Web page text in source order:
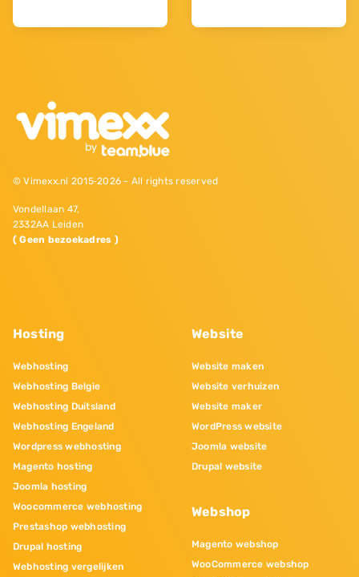
© Vimexx.nl 2015‐2026 - All rights reserved
Vondellaan 47,
2332AA Leiden
( Geen bezoekadres )
Hosting
Webhosting
Webhosting Belgie
Webhosting Duitsland
Webhosting Engeland
Wordpress webhosting
Magento hosting
Joomla hosting
Woocommerce webhosting
Prestashop webhosting
Drupal hosting
Webhosting vergelijken
Website
Website maken
Website verhuizen
Website maker
WordPress website
Joomla website
Drupal website
Webshop
Magento webshop
WooCommerce webshop